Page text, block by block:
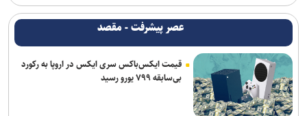
عصر پیشرفت - مقصد
قیمت ایکس‌باکس سری ایکس در اروپا به رکورد
بی‌سابقه ۷۹۹ یورو رسید